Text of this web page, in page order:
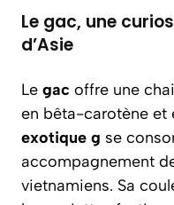
Le gac, une
d’Asie
Le gac offre une
en bêta-carotène et
exotique g se
accompagnement
vietnamiens. Sa